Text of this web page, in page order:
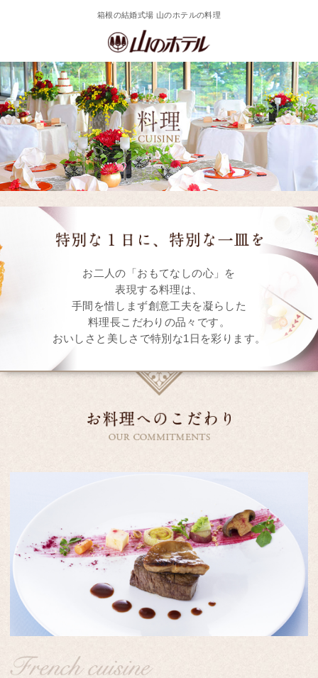
箱根の結婚式場 山のホテルの料理
お二人の「おもてなしの心」を
表現する料理は、
手間を惜しまず創意工夫を凝らした
料理長こだわりの品々です。
おいしさと美しさで特別な1日を彩ります。